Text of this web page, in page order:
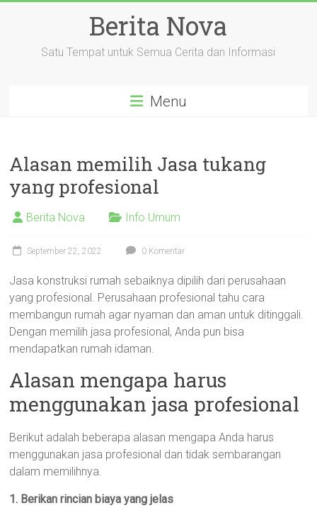
Berita Nova
Satu Tempat untuk Semua Cerita dan Informasi
Menu
Alasan memilih Jasa tukang
yang profesional
Berita Nova Info Umum
September 22, 2022 0 Komentar
Jasa konstruksi rumah sebaiknya dipilih dari perusahaan
yang profesional. Perusahaan profesional tahu cara
membangun rumah agar nyaman dan aman untuk ditinggali.
Dengan memilih jasa profesional, Anda pun bisa
mendapatkan rumah idaman.
Alasan mengapa harus
menggunakan jasa profesional
Berikut adalah beberapa alasan mengapa Anda harus
menggunakan jasa profesional dan tidak sembarangan
dalam memilihnya.
1. Berikan rincian biaya yang jelas